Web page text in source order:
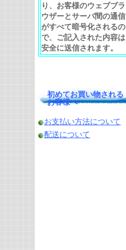
り、お客様のウェブブラ
ウザーとサーバ間の通信
がすべて暗号化されるの
で、ご記入された内容は
安全に送信されます。
初めてお買い物される
お客様へ
お支払い方法について
配送について